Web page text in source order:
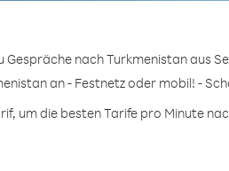
Gespräche nach Turkmenistan aus
an - Festnetz oder mobil! -
um die besten Tarife pro Minute